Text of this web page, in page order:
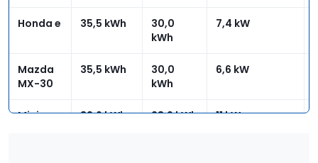
Honda e 35,5 kWh
30,0
kWh
7,4 kW
Mazda
MX-30
35,5 kWh
30,0
kWh
6,6 kW
Mini
32,6 kWh 28,9 kWh 11 kW